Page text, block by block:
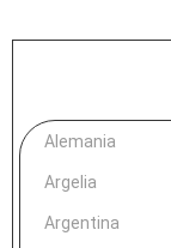
Alemania
Argelia
Argentina